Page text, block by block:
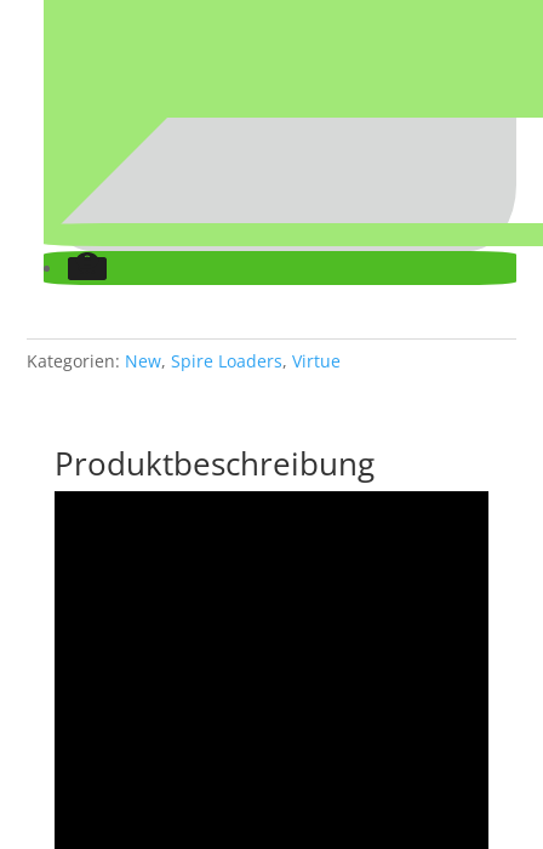
Kategorien: New,Spire Loaders,Virtue
Produktbeschreibung